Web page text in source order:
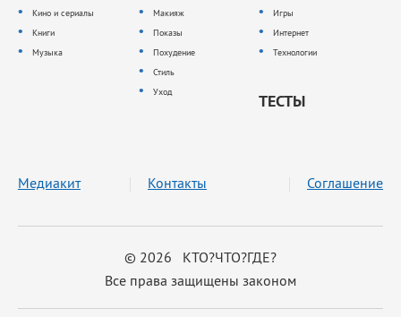
Кино и сериалы
Книги
Музыка
Макияж
Показы
Похудение
Стиль
Уход
Игры
Интернет
Технологии
ТЕСТЫ
© 2026 КТО?ЧТО?ГДЕ?
Все права защищены законом
Медиакит Контакты Соглашение